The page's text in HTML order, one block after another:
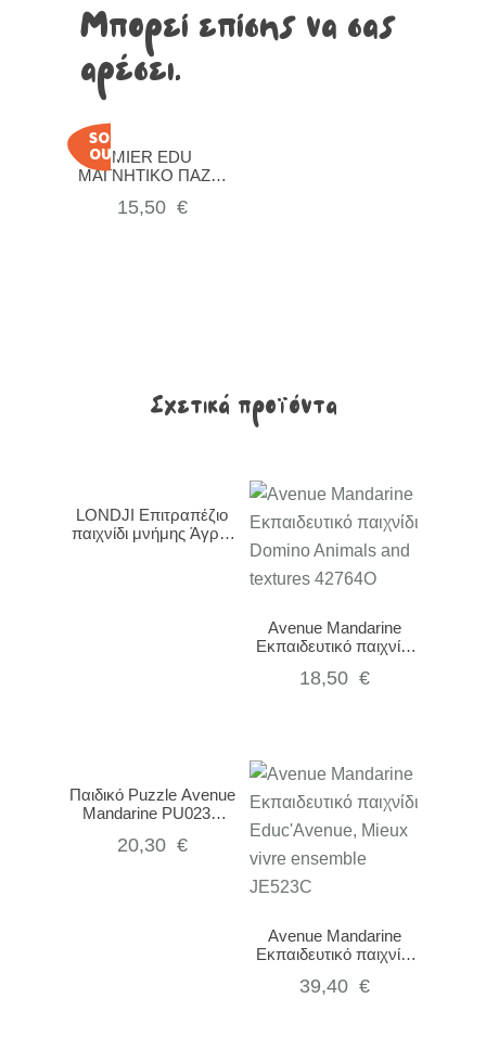
Μπορεί επίσης να σας
αρέσει…
SOLD
OUTMIER EDU
ΜΑΓΝΗΤΙΚΟ ΠΑΖΛ-
15,50 €
Σχετικά προϊόντα
LONDJI Επιτραπέζιο
παιχνίδι μνήμης Άγρια
Avenue Mandarine
Εκπαιδευτικό παιχνίδι
textures 42764O
18,50 €
Παιδικό Puzzle Avenue
Mandarine PU023C
20,30 €
Avenue Mandarine
Εκπαιδευτικό παιχνίδι
vivre ensemble
39,40 €